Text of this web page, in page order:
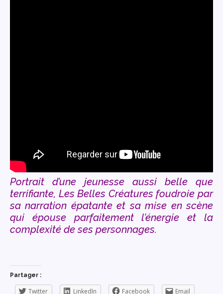
Portrait d’une jeunesse aussi belle que
terrifiante, Les Belles Créatures foudroie par
sa narration épatante et sa mise en scène
qui épouse parfaitement l’énergie et la
complexité de ses personnages.
Partager :
Twitter LinkedIn Facebook Email